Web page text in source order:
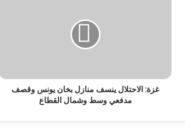
غزة: الاحتلال ينسف منازل بخان يونس وقصف
مدفعي وسط وشمال القطاع